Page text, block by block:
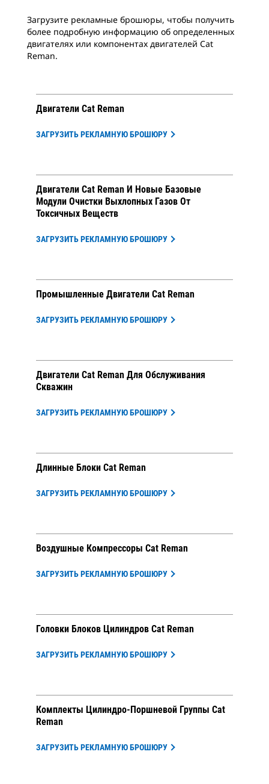
Загрузите рекламные брошюры, чтобы получить
более подробную информацию об определенных
двигателях или компонентах двигателей Cat
Reman.
Двигатели Cat Reman
ЗАГРУЗИТЬ РЕКЛАМНУЮ БРОШЮРУ
Двигатели Cat Reman И Новые Базовые
Модули Очистки Выхлопных Газов От
Токсичных Веществ
ЗАГРУЗИТЬ РЕКЛАМНУЮ БРОШЮРУ
Промышленные Двигатели Cat Reman
ЗАГРУЗИТЬ РЕКЛАМНУЮ БРОШЮРУ
Двигатели Cat Reman Для Обслуживания
Скважин
ЗАГРУЗИТЬ РЕКЛАМНУЮ БРОШЮРУ
Длинные Блоки Cat Reman
ЗАГРУЗИТЬ РЕКЛАМНУЮ БРОШЮРУ
Воздушные Компрессоры Cat Reman
ЗАГРУЗИТЬ РЕКЛАМНУЮ БРОШЮРУ
Головки Блоков Цилиндров Cat Reman
ЗАГРУЗИТЬ РЕКЛАМНУЮ БРОШЮРУ
Комплекты Цилиндро-Поршневой Группы Cat
Reman
ЗАГРУЗИТЬ РЕКЛАМНУЮ БРОШЮРУ